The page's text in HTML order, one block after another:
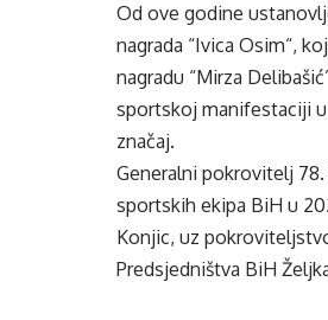
Od ove godine
nagrada “Ivica Osim“,
nagradu “Mirza
sportskoj manifestaciji
značaj.
Generalni pokrovitelj
sportskih ekipa BiH u
Konjic, uz
Predsjedništva BiH